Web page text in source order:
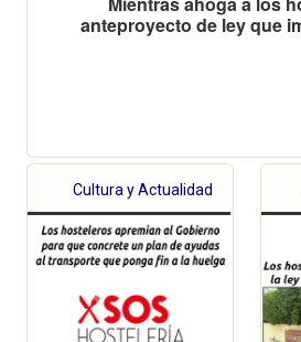
anteproyecto de ley que
Cultura y Actualidad